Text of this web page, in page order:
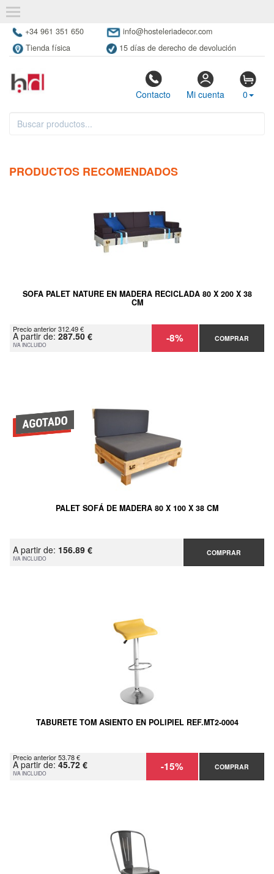
+34 961 351 650
info@hosteleriadecor.com
Tienda física
15 días de derecho de devolución
Contacto Mi cuenta 0
PRODUCTOS RECOMENDADOS
SOFA PALET NATURE EN MADERA RECICLADA 80 X 200 X 38
CM
Precio anterior 312.49 €
A partir de: 287.50 €
IVA INCLUIDO -8% COMPRAR
PALET SOFÁ DE MADERA 80 X 100 X 38 CM
A partir de: 156.89 €
IVA INCLUIDO
COMPRAR
TABURETE TOM ASIENTO EN POLIPIEL REF.MT2-0004
Precio anterior 53.78 €
A partir de: 45.72 €
IVA INCLUIDO -15% COMPRAR